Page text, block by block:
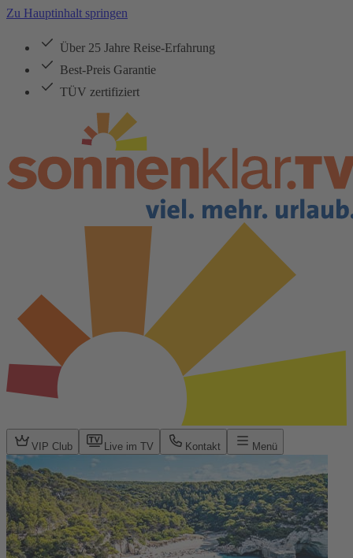
Zu Hauptinhalt springen
Über 25 Jahre Reise-Erfahrung
Best-Preis Garantie
TÜV zertifiziert
VIP Club Live im TV Kontakt Menü